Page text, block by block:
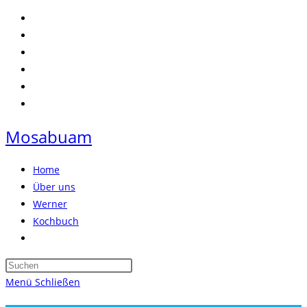
Zum
Inhalt
springen
Mosabuam
Home
Über uns
Werner
Kochbuch
umschalten
Press
Menü Schließen